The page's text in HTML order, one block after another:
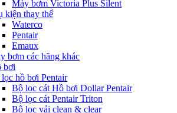
Máy bơm Victoria Plus Silent
kiện thay thế
Waterco
Pentair
Emaux
bơm các hãng khác
bơi
hồ bơi Pentair
Bộ lọc cát Hồ bơi Dollar Pentair
Bộ lọc cát Pentair Triton
Bộ lọc vải clean & clear